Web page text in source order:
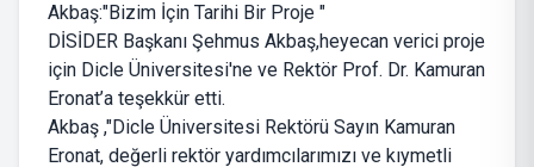
Akbaş:"Bizim İçin Tarihi Bir Proje "
DİSİDER Başkanı Şehmus Akbaş,heyecan verici proje
için Dicle Üniversitesi'ne ve Rektör Prof. Dr. Kamuran
Eronat’a teşekkür etti.
Akbaş ,"Dicle Üniversitesi Rektörü Sayın Kamuran
Eronat, değerli rektör yardımcılarımızı ve kıymetli